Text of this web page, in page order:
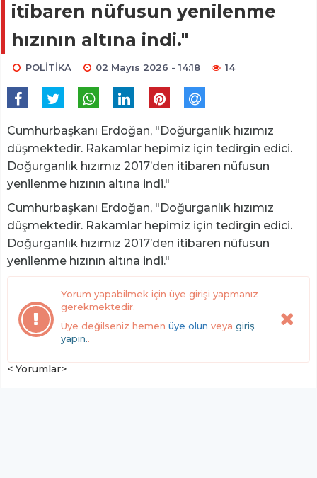
itibaren nüfusun yenilenme
hızının altına indi."
POLİTİKA 02 Mayıs 2026 - 14:18 14
Cumhurbaşkanı Erdoğan, "Doğurganlık hızımız
düşmektedir. Rakamlar hepimiz için tedirgin edici.
Doğurganlık hızımız 2017’den itibaren nüfusun
yenilenme hızının altına indi."
Cumhurbaşkanı Erdoğan, "Doğurganlık hızımız
düşmektedir. Rakamlar hepimiz için tedirgin edici.
Doğurganlık hızımız 2017’den itibaren nüfusun
yenilenme hızının altına indi."
Yorum yapabilmek için üye girişi yapmanız
gerekmektedir.
Üye değilseniz hemen üye olun veya giriş
yapın..
< Yorumlar>